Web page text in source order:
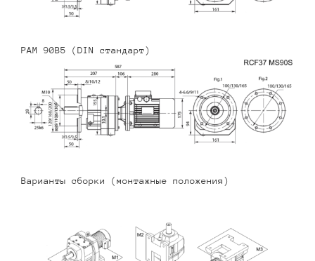
PAM 90B5 (DIN стандарт)
Варианты сборки (монтажные положения)